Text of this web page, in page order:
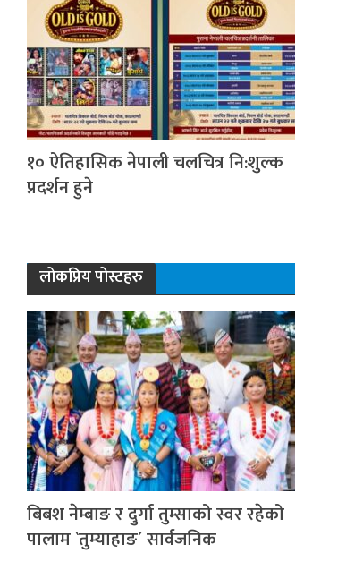
१० ऐतिहासिक नेपाली चलचित्र नि:शुल्क
प्रदर्शन हुने
लोकप्रिय पोस्टहरु
बिबश नेम्बाङ र दुर्गा तुम्साको स्वर रहेको
पालाम `तुम्याहाङ´ सार्वजनिक